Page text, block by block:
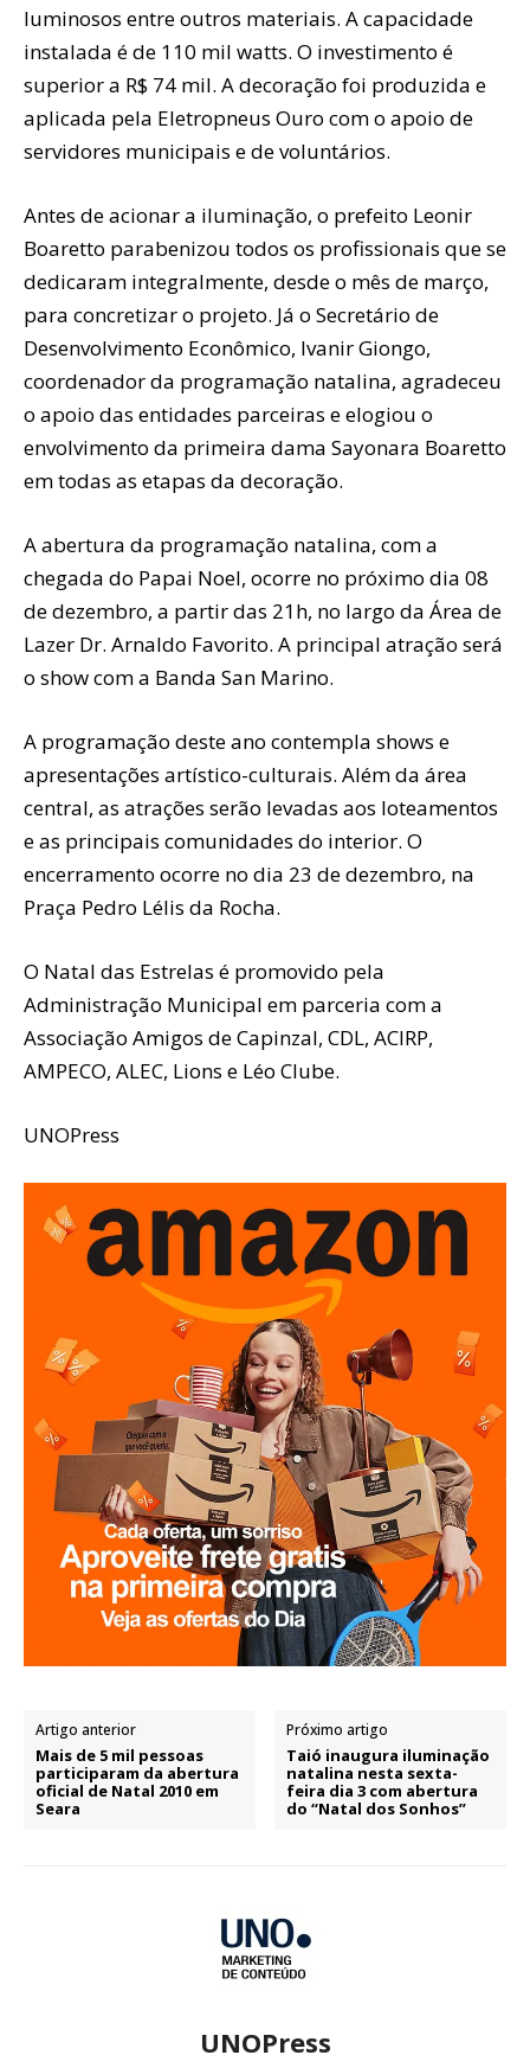
luminosos entre outros materiais. A capacidade
instalada é de 110 mil watts. O investimento é
superior a R$ 74 mil. A decoração foi produzida e
aplicada pela Eletropneus Ouro com o apoio de
servidores municipais e de voluntários.
Antes de acionar a iluminação, o prefeito Leonir
Boaretto parabenizou todos os profissionais que se
dedicaram integralmente, desde o mês de março,
para concretizar o projeto. Já o Secretário de
Desenvolvimento Econômico, Ivanir Giongo,
coordenador da programação natalina, agradeceu
o apoio das entidades parceiras e elogiou o
envolvimento da primeira dama Sayonara Boaretto
em todas as etapas da decoração.
A abertura da programação natalina, com a
chegada do Papai Noel, ocorre no próximo dia 08
de dezembro, a partir das 21h, no largo da Área de
Lazer Dr. Arnaldo Favorito. A principal atração será
o show com a Banda San Marino.
A programação deste ano contempla shows e
apresentações artístico-culturais. Além da área
central, as atrações serão levadas aos loteamentos
e as principais comunidades do interior. O
encerramento ocorre no dia 23 de dezembro, na
Praça Pedro Lélis da Rocha.
O Natal das Estrelas é promovido pela
Administração Municipal em parceria com a
Associação Amigos de Capinzal, CDL, ACIRP,
AMPECO, ALEC, Lions e Léo Clube.
UNOPress
Artigo anterior
Mais de 5 mil pessoas
participaram da abertura
oficial de Natal 2010 em
Seara
Próximo artigo
Taió inaugura iluminação
natalina nesta sexta-
feira dia 3 com abertura
do “Natal dos Sonhos”
UNOPress